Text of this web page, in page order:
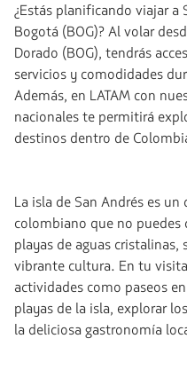
¿Estás planificando viajar a
Bogotá (BOG)? Al volar
Dorado (BOG), tendrás
servicios y comodidades
Además, en LATAM con
nacionales te permitirá
destinos dentro de
La isla de San Andrés es
colombiano que no puedes
playas de aguas
vibrante cultura. En tu
actividades como paseos
playas de la isla, explorar
la deliciosa gastronomía